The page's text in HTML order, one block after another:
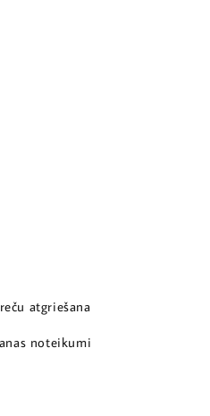
atgriešana
noteikumi